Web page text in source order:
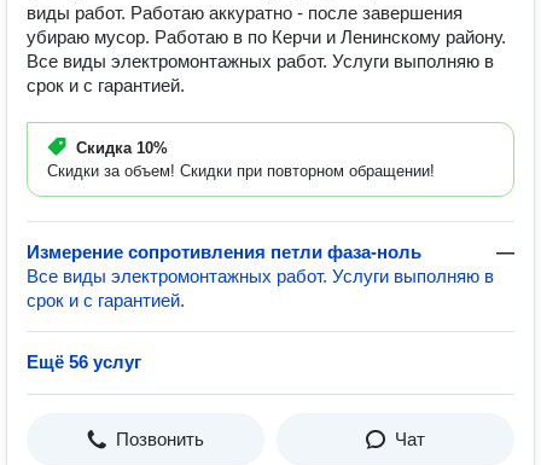
виды работ. Работаю аккуратно - после завершения
убираю мусор. Работаю в по Керчи и Ленинскому району.
Все виды электромонтажных работ. Услуги выполняю в
срок и с гарантией.
Скидка 10%
Скидки за объем! Скидки при повторном обращении!
Измерение сопротивления петли фаза-ноль
—
Все виды электромонтажных работ. Услуги выполняю в
срок и с гарантией.
Ещё 56 услуг
Позвонить Чат